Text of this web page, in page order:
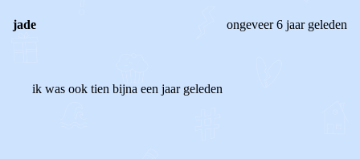
jade ongeveer 6 jaar geleden
ik was ook tien bijna een jaar geleden